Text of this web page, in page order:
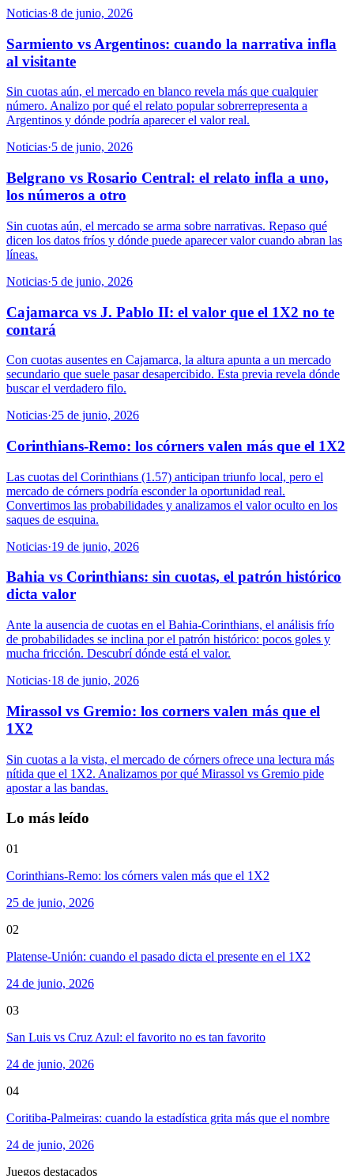
Noticias·8 de junio, 2026
Sarmiento vs Argentinos: cuando la narrativa infla
al visitante
Sin cuotas aún, el mercado en blanco revela más que cualquier
número. Analizo por qué el relato popular sobrerrepresenta a
Argentinos y dónde podría aparecer el valor real.
Noticias·5 de junio, 2026
Belgrano vs Rosario Central: el relato infla a uno,
los números a otro
Sin cuotas aún, el mercado se arma sobre narrativas. Repaso qué
dicen los datos fríos y dónde puede aparecer valor cuando abran las
líneas.
Noticias·5 de junio, 2026
Cajamarca vs J. Pablo II: el valor que el 1X2 no te
contará
Con cuotas ausentes en Cajamarca, la altura apunta a un mercado
secundario que suele pasar desapercibido. Esta previa revela dónde
buscar el verdadero filo.
Noticias·25 de junio, 2026
Corinthians-Remo: los córners valen más que el 1X2
Las cuotas del Corinthians (1.57) anticipan triunfo local, pero el
mercado de córners podría esconder la oportunidad real.
Convertimos las probabilidades y analizamos el valor oculto en los
saques de esquina.
Noticias·19 de junio, 2026
Bahia vs Corinthians: sin cuotas, el patrón histórico
dicta valor
Ante la ausencia de cuotas en el Bahia-Corinthians, el análisis frío
de probabilidades se inclina por el patrón histórico: pocos goles y
mucha fricción. Descubrí dónde está el valor.
Noticias·18 de junio, 2026
Mirassol vs Gremio: los corners valen más que el
1X2
Sin cuotas a la vista, el mercado de córners ofrece una lectura más
nítida que el 1X2. Analizamos por qué Mirassol vs Gremio pide
apostar a las bandas.
Lo más leído
01
Corinthians-Remo: los córners valen más que el 1X2
25 de junio, 2026
02
Platense-Unión: cuando el pasado dicta el presente en el 1X2
24 de junio, 2026
03
San Luis vs Cruz Azul: el favorito no es tan favorito
24 de junio, 2026
04
Coritiba-Palmeiras: cuando la estadística grita más que el nombre
24 de junio, 2026
Juegos destacados